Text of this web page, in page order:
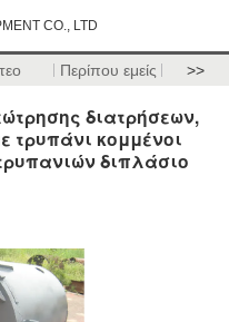
CO., LTD
Περίπου εμείς >>
διατρήσεων,
τρυπάνι κομμένοι
διπλάσιο